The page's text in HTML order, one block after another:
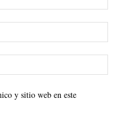
y sitio web en este